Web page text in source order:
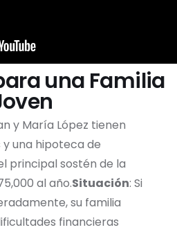
una Familia
y María López tienen
y una hipoteca de
principal sostén de la
al año.Situación: Si
su familia
financieras